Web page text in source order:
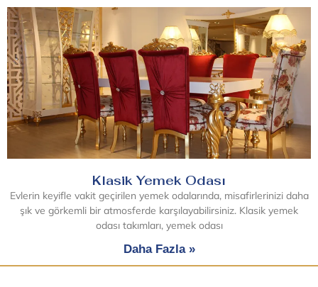
Klasik Yemek Odası
Evlerin keyifle vakit geçirilen yemek odalarında, misafirlerinizi daha
şık ve görkemli bir atmosferde karşılayabilirsiniz. Klasik yemek
odası takımları, yemek odası
Daha Fazla »